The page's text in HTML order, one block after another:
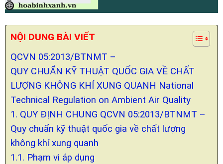
NỘI DUNG BÀI VIẾT
QCVN 05:2013/BTNMT –
QUY CHUẨN KỸ THUẬT QUỐC GIA VỀ CHẤT
LƯỢNG KHÔNG KHÍ XUNG QUANH National
Technical Regulation on Ambient Air Quality
1. QUY ĐỊNH CHUNG QCVN 05:2013/BTNMT –
Quy chuẩn kỹ thuật quốc gia về chất lượng
không khí xung quanh
1.1. Phạm vi áp dụng